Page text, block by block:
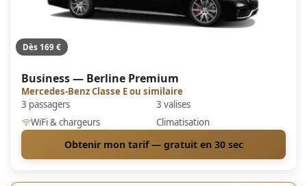
Dès 169 €
Business — Berline Premium
Mercedes-Benz Classe E ou similaire
3 passagers
3 valises
WiFi & chargeurs
Climatisation
Obtenir mon tarif — gratuit en 30 sec